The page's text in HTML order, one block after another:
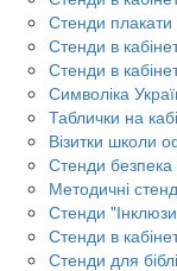
Стенди плакати
Стенди в
Стенди в
Символіка
Таблички на
Візитки школи
Стенди безпека
Методичні
Стенди
Стенди в
Стенди для